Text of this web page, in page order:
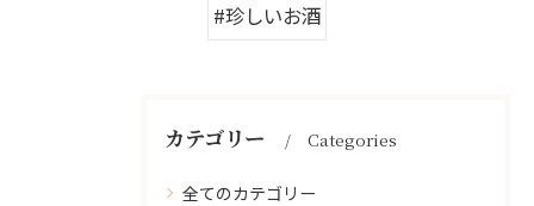
#珍しいお酒
カテゴリー Categories
全てのカテゴリー